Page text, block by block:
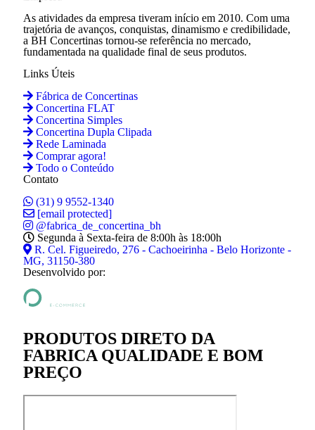
As atividades da empresa tiveram início em 2010. Com uma
trajetória de avanços, conquistas, dinamismo e credibilidade,
a BH Concertinas tornou-se referência no mercado,
fundamentada na qualidade final de seus produtos.
Links Úteis
Fábrica de Concertinas
Concertina FLAT
Concertina Simples
Concertina Dupla Clipada
Rede Laminada
Comprar agora!
Todo o Conteúdo
Contato
(31) 9 9552-1340
[email protected]
@fabrica_de_concertina_bh
Segunda à Sexta-feira de 8:00h às 18:00h
R. Cel. Figueiredo, 276 - Cachoeirinha - Belo Horizonte -
MG, 31150-380
Desenvolvido por:
PRODUTOS DIRETO DA
FABRICA QUALIDADE E BOM
PREÇO